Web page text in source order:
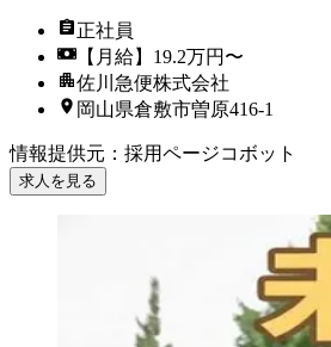
正社員
【月給】19.2万円〜
佐川急便株式会社
岡山県倉敷市曽原416-1
情報提供元 ： 採用ページコボット
求人を見る